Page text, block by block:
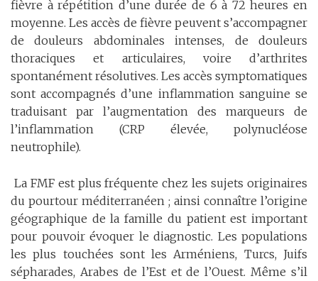
fièvre à répétition d’une durée de 6 à 72 heures en
moyenne. Les accès de fièvre peuvent s’accompagner
de douleurs abdominales intenses, de douleurs
thoraciques et articulaires, voire d’arthrites
spontanément résolutives. Les accès symptomatiques
sont accompagnés d’une inflammation sanguine se
traduisant par l’augmentation des marqueurs de
l’inflammation (CRP élevée, polynucléose
neutrophile).
La FMF est plus fréquente chez les sujets originaires
du pourtour méditerranéen ; ainsi connaître l’origine
géographique de la famille du patient est important
pour pouvoir évoquer le diagnostic. Les populations
les plus touchées sont les Arméniens, Turcs, Juifs
sépharades, Arabes de l’Est et de l’Ouest. Même s’il